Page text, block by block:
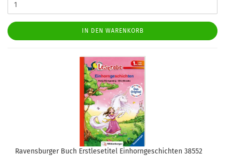
IN DEN WARENKORB
Ravensburger Buch Erstlesetitel Einhorngeschichten 38552